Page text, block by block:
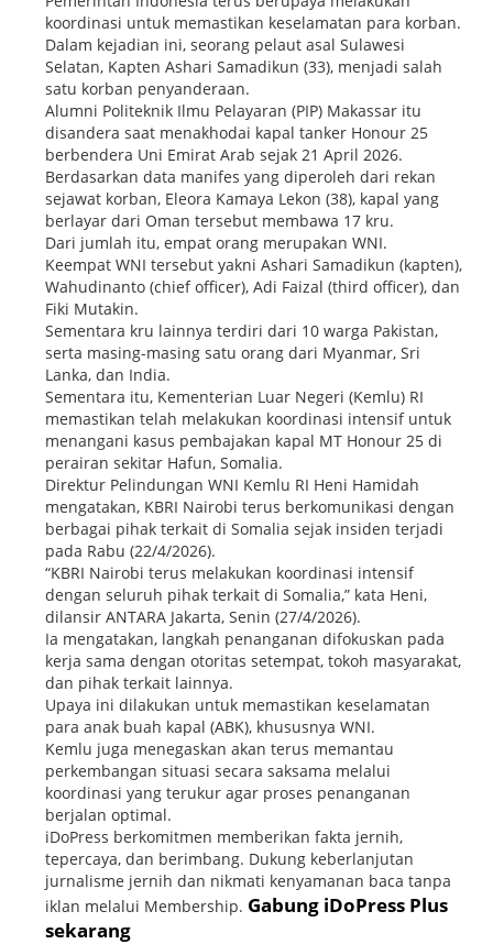
koordinasi untuk memastikan keselamatan para korban.
Dalam kejadian ini, seorang pelaut asal Sulawesi
Selatan, Kapten Ashari Samadikun (33), menjadi salah
satu korban penyanderaan.
Alumni Politeknik Ilmu Pelayaran (PIP) Makassar itu
disandera saat menakhodai kapal tanker Honour 25
berbendera Uni Emirat Arab sejak 21 April 2026.
Berdasarkan data manifes yang diperoleh dari rekan
sejawat korban, Eleora Kamaya Lekon (38), kapal yang
berlayar dari Oman tersebut membawa 17 kru.
Dari jumlah itu, empat orang merupakan WNI.
Keempat WNI tersebut yakni Ashari Samadikun (kapten),
Wahudinanto (chief officer), Adi Faizal (third officer), dan
Fiki Mutakin.
Sementara kru lainnya terdiri dari 10 warga Pakistan,
serta masing-masing satu orang dari Myanmar, Sri
Lanka, dan India.
Sementara itu, Kementerian Luar Negeri (Kemlu) RI
memastikan telah melakukan koordinasi intensif untuk
menangani kasus pembajakan kapal MT Honour 25 di
perairan sekitar Hafun, Somalia.
Direktur Pelindungan WNI Kemlu RI Heni Hamidah
mengatakan, KBRI Nairobi terus berkomunikasi dengan
berbagai pihak terkait di Somalia sejak insiden terjadi
pada Rabu (22/4/2026).
“KBRI Nairobi terus melakukan koordinasi intensif
dengan seluruh pihak terkait di Somalia,” kata Heni,
dilansir ANTARA Jakarta, Senin (27/4/2026).
Ia mengatakan, langkah penanganan difokuskan pada
kerja sama dengan otoritas setempat, tokoh masyarakat,
dan pihak terkait lainnya.
Upaya ini dilakukan untuk memastikan keselamatan
para anak buah kapal (ABK), khususnya WNI.
Kemlu juga menegaskan akan terus memantau
perkembangan situasi secara saksama melalui
koordinasi yang terukur agar proses penanganan
berjalan optimal.
iDoPress berkomitmen memberikan fakta jernih,
tepercaya, dan berimbang. Dukung keberlanjutan
jurnalisme jernih dan nikmati kenyamanan baca tanpa
iklan melalui Membership. Gabung iDoPress Plus
sekarang